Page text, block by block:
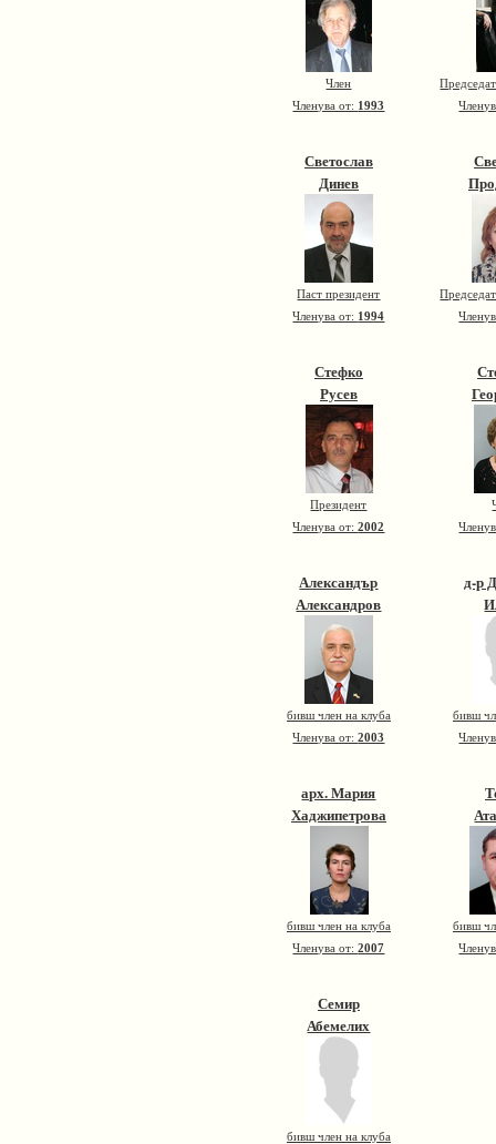
Член
Членува от: 1993
Светослав
Динев
Паст президент
Членува от: 1994
Стефко
Русев
Президент
Членува от:2002
Александър
Александров
бивш член на клуба
Членува от:2003
д-р
бивш
арх. Мария
Хаджипетрова
бивш член на клуба
Членува от:2007
бивш
Семир
Абемелих
бивш член на клуба